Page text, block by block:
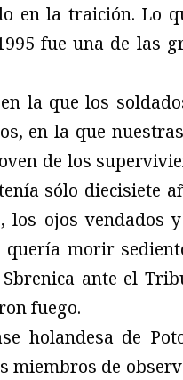
en la traición. Lo
fue una de las
la que los
en la que
de los
sólo diecisiete
ojos vendados
quería morir
ante el
fuego.
holandesa de
miembros de